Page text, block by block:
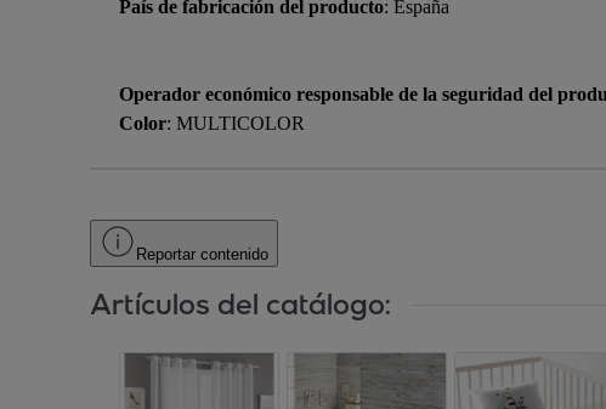
País de fabricación del producto: España
Operador económico responsable de la seguridad del
Color: MULTICOLOR
Reportar contenido
Artículos del catálogo: